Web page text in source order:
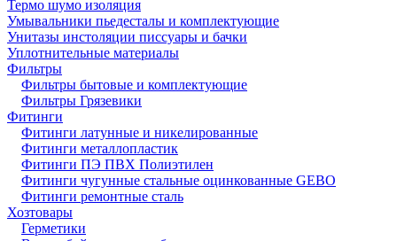
Термо шумо изоляция
Умывальники пьедесталы и комплектующие
Унитазы инстоляции писсуары и бачки
Уплотнительные материалы
Фильтры
Фильтры бытовые и комплектующие
Фильтры Грязевики
Фитинги
Фитинги латунные и никелированные
Фитинги металлопластик
Фитинги ПЭ ПВХ Полиэтилен
Фитинги чугунные стальные оцинкованные GEBO
Фитинги ремонтные сталь
Хозтовары
Герметики